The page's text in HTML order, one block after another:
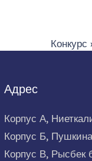
Адрес
Корпус А,
Корпус Б,
Корпус В, Рысбек